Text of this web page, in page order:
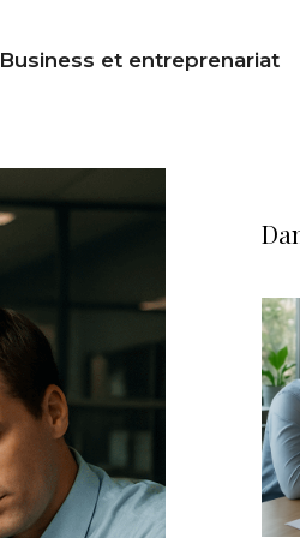
Business et entreprenariat